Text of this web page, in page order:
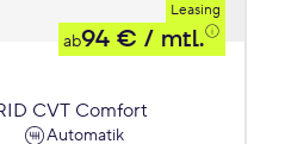
Leasing
ab94 € / mtl.
CVT Comfort
Automatik